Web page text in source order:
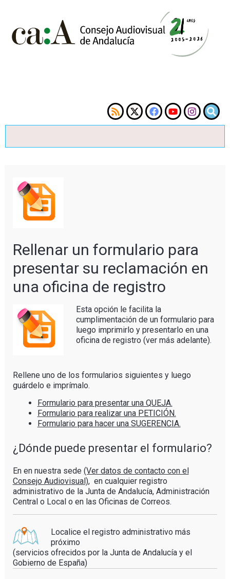
Rellenar un formulario para
presentar su reclamación en
una oficina de registro
Esta opción le facilita la
cumplimentación de un formulario para
luego imprimirlo y presentarlo en una
oficina de registro (ver más adelante).
Rellene uno de los formularios siguientes y luego
guárdelo e imprímalo.
Formulario para presentar una QUEJA.
Formulario para realizar una PETICIÓN.
Formulario para hacer una SUGERENCIA.
¿Dónde puede presentar el formulario?
En en nuestra sede (Ver datos de contacto con el
Consejo Audiovisual), en cualquier registro
administrativo de la Junta de Andalucía, Administración
Central o Local o en las Oficinas de Correos.
Localice el registro administrativo más
próximo
(servicios ofrecidos por la Junta de Andalucía y el
Gobierno de España)